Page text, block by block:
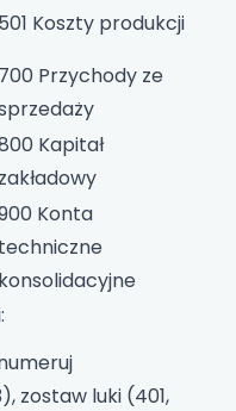
501 Koszty produkcji
700 Przychody ze
Kapitał
zakładowy
Konta
techniczne
konsolidacyjne
zostaw luki (401,